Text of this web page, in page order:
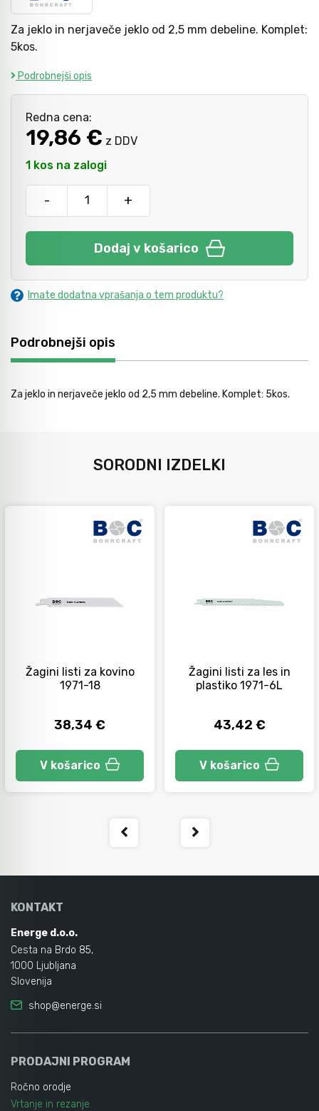
Za jeklo in nerjaveče jeklo od 2,5 mm debeline. Komplet:
5kos.
Podrobnejši opis
1 kos na zalogi
Redna cena:
19,86 € z DDV
- +
Dodaj v košarico
Imate dodatna vprašanja o tem produktu?
Podrobnejši opis
Za jeklo in nerjaveče jeklo od 2,5 mm debeline. Komplet: 5kos.
SORODNI IZDELKI
Žagini listi za kovino
1971-18
38,34 €
V košarico
Žagini listi za les in
plastiko 1971-6L
43,42 €
V košarico
KONTAKT
Energe d.o.o.
Cesta na Brdo 85,
1000 Ljubljana
Slovenija
shop@energe.si
PRODAJNI PROGRAM
Ročno orodje
Vrtanje in rezanje
Točkala, dleta, luknjači in pile
Vzvodi in primeži
Škarje, noži in žage
Zaščitna oprema
Svetila
Avtomobilsko orodje
Gozdarsko orodje
Orodje za kolesa
Neiskreče orodje